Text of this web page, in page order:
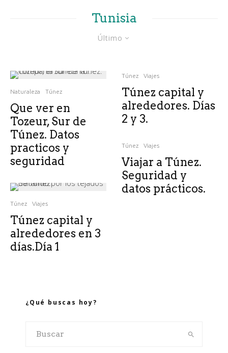
Tunisia
Último
Naturaleza Túnez
Que ver en
Tozeur, Sur de
Túnez. Datos
practicos y
seguridad
Túnez Viajes
Túnez capital y
alrededores en 3
días.Día 1
Túnez Viajes
Túnez capital y
alrededores. Días
2 y 3.
Túnez Viajes
Viajar a Túnez.
Seguridad y
datos prácticos.
¿Qué buscas hoy?